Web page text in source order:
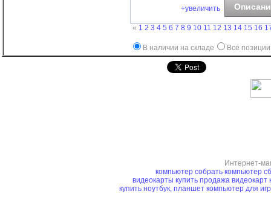
+увеличить
« 1 2 3 4 5 6 7 8 9 10 11 12 13 14 15 16
В наличии на складе Все позиции
Интернет-
компьютер собрать компьютер
видеокарты купить продажа видеокарт
купить ноутбук, планшет компьютер для